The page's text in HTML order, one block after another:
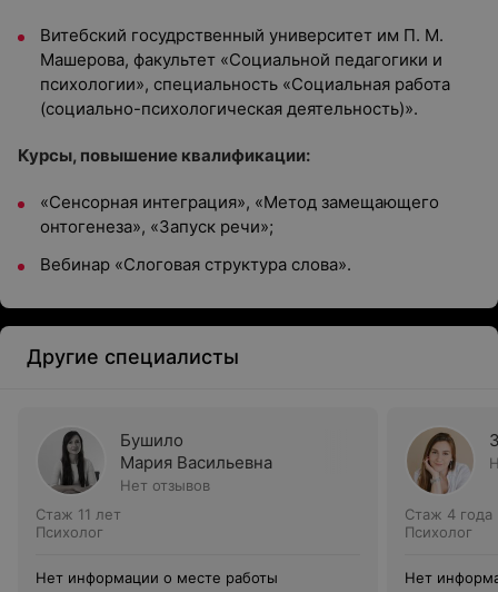
Витебский госудрственный университет им П. М.
Машерова, факультет «Социальной педагогики и
психологии», специальность «Социальная работа
(социально-психологическая деятельность)».
Курсы, повышение квалификации:
«Сенсорная интеграция», «Метод замещающего
онтогенеза», «Запуск речи»;
Вебинар «Слоговая структура слова».
Другие специалисты
Бушило
Мария Васильевна
Нет отзывов
Стаж 11 лет
Психолог
Нет информации о месте работы
Стаж 4 года
Психолог
Нет